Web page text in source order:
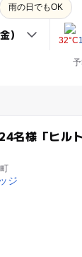
雨の日でもOK
32°C
名様「ヒル